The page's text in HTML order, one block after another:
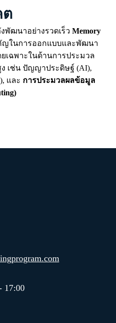
ต
พัฒนาอย่างรวดเร็ว Memory
ญในการออกแบบและพัฒนา
เฉพาะในด้านการประมวล
เช่น ปัญญาประดิษฐ์ (AI),
และ การประมวลผลข้อมูล
17:00